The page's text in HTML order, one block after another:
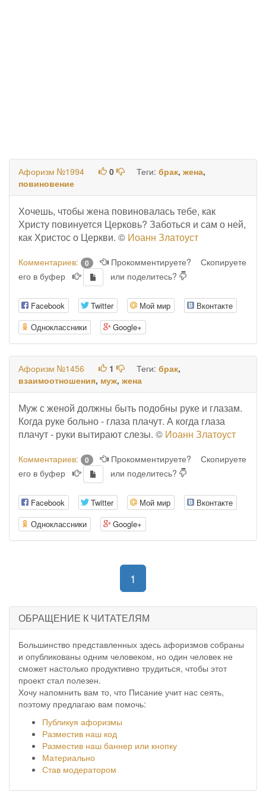
Афоризм №1994 0 Теги: брак, жена,
повиновение
Хочешь, чтобы жена повиновалась тебе, как
Христу повинуется Церковь? Заботься и сам о ней,
как Христос о Церкви. © Иоанн Златоуст
Комментариев: 0 Прокомментируете?
Скопируете
его в буфер
или поделитесь?
Facebook Twitter Мой мир
Вконтакте
Одноклассники
Google+
Афоризм №1456 1 Теги: брак,
взаимоотношения, муж, жена
Муж с женой должны быть подобны руке и глазам.
Когда руке больно - глаза плачут. А когда глаза
плачут - руки вытирают слезы. © Иоанн Златоуст
Комментариев: 0 Прокомментируете?
Скопируете
его в буфер
или поделитесь?
Facebook Twitter Мой мир
Вконтакте
Одноклассники
Google+
1
ОБРАЩЕНИЕ К ЧИТАТЕЛЯМ
Большинство представленных здесь афоризмов собраны
и опубликованы одним человеком, но один человек не
сможет настолько продуктивно трудиться, чтобы этот
проект стал полезен.
Хочу напомнить вам то, что Писание учит нас сеять,
поэтому предлагаю вам помочь:
Публикуя афоризмы
Разместив наш код
Разместив наш баннер или кнопку
Материально
Став модератором